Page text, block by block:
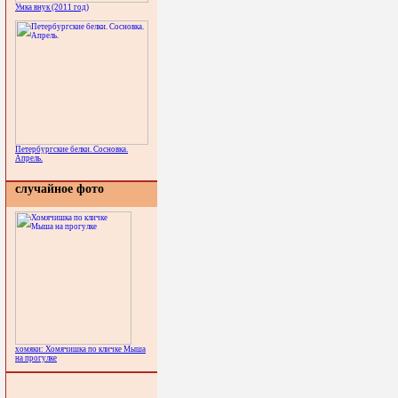
Умка внук (2011 год)
Петербургские белки. Сосновка.
Апрель.
случайное фото
хомяки: Хомячишка по кличке Мыша
на прогулке